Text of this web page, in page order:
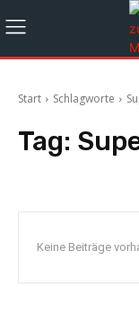
Start Schlagworte
Tag:
Keine Beiträge